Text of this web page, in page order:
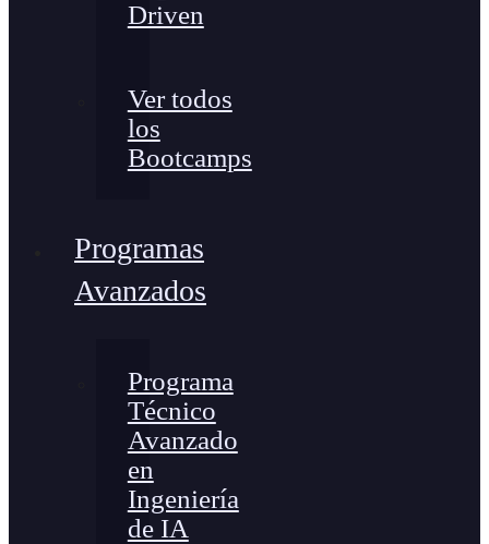
Driven
Ver todos
los
Bootcamps
Programas
Avanzados
Programa
Técnico
Avanzado
en
Ingeniería
de IA